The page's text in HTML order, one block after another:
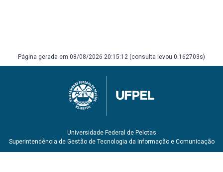
Página gerada em 08/08/2026 20:15:12 (consulta levou 0.162703s)
Universidade Federal de Pelotas
Superintendência de Gestão de Tecnologia da Informação e Comunicação